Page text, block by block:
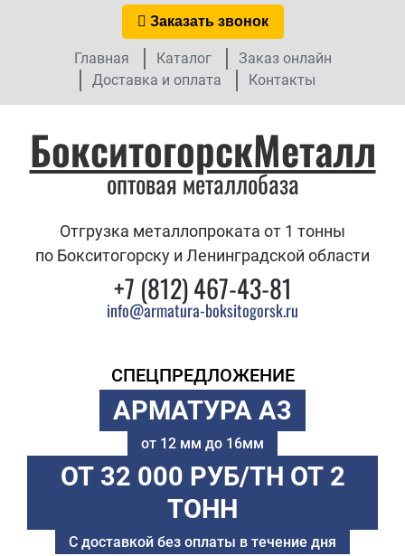
Заказать звонок
Главная Каталог
Заказ онлайн
Доставка и оплата
Контакты
БокситогорскМеталл
оптовая металлобаза
Отгрузка металлопроката от 1 тонны
по Бокситогорску и Ленинградской области
+7 (812) 467-43-81
info@armatura-boksitogorsk.ru
СПЕЦПРЕДЛОЖЕНИЕ
АРМАТУРА А3
от 12 мм до 16мм
ОТ 32 000 РУБ/ТН ОТ 2
ТОНН
С доставкой без оплаты в течение дня